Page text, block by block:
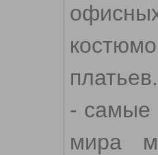
- самые
мира